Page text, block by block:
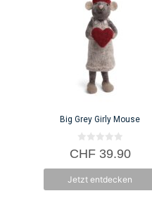
Big Grey Girly Mouse
0
v
5
CHF39.90
Jetzt entdecken